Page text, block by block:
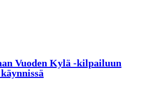
Vuoden Kylä -kilpailuun